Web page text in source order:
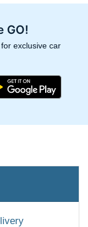
GO!
for exclusive car